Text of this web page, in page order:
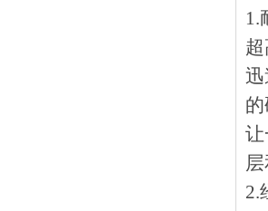
1.
超
迅
的
让
2.